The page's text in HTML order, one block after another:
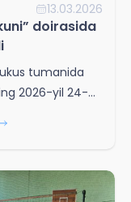
13.03.2026
doirasida
tumanida
2026-yil 24-